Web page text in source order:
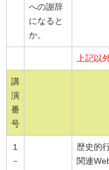
への謝辞
になると
か。
上記以
講
演
番
号
１
－
歴史的
関連